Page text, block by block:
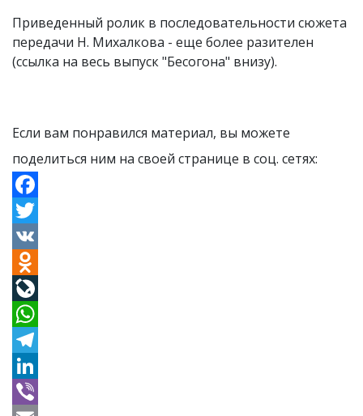
Приведенный ролик в последовательности сюжета
передачи Н. Михалкова - еще более разителен
(ссылка на весь выпуск "Бесогона" внизу).
Если вам понравился материал, вы можете
поделиться ним на своей странице в соц. сетях:
Facebook
Twitter
VK
Odnoklassniki
LiveJournal
WhatsApp
Telegram
LinkedIn